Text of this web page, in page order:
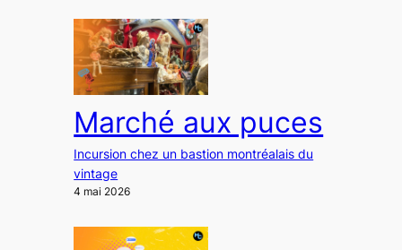
Marché aux puces
Incursion chez un bastion montréalais du
vintage
4 mai 2026